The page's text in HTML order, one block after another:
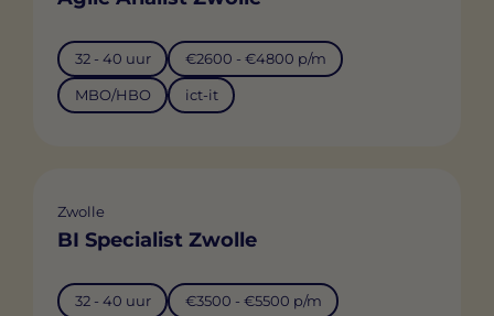
32 - 40 uur €2600 - €4800 p/m
MBO/HBO ict-it
Zwolle
BI Specialist Zwolle
32 - 40 uur €3500 - €5500 p/m